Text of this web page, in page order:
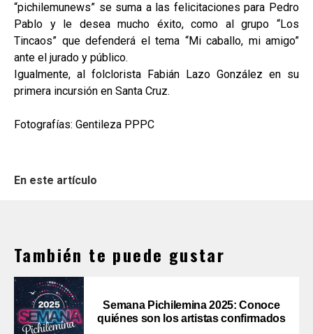
“pichilemunews” se suma a las felicitaciones para Pedro
Pablo y le desea mucho éxito, como al grupo “Los
Tincaos” que defenderá el tema “Mi caballo, mi amigo”
ante el jurado y público.
Igualmente, al folclorista Fabián Lazo González en su
primera incursión en Santa Cruz.
Fotografías: Gentileza PPPC
En este artículo
También te puede gustar
Semana Pichilemina 2025: Conoce
quiénes son los artistas confirmados